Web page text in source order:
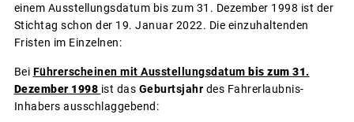
einem Ausstellungsdatum bis zum 31. Dezember 1998 ist der
Stichtag schon der 19. Januar 2022. Die einzuhaltenden
Fristen im Einzelnen:
Bei Führerscheinen mit Ausstellungsdatum bis zum 31.
Dezember 1998 ist das Geburtsjahr des Fahrerlaubnis-
Inhabers ausschlaggebend: